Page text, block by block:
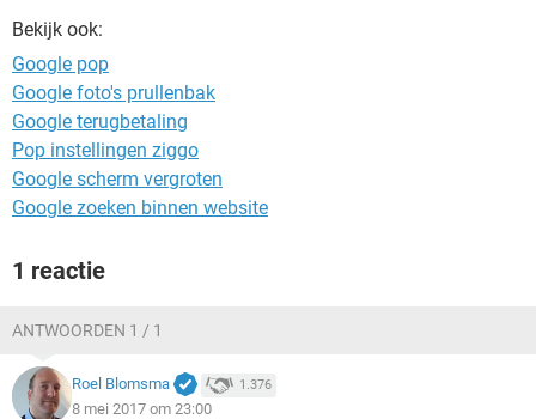
Bekijk ook:
Google pop
Google foto's prullenbak
Google terugbetaling
Pop instellingen ziggo
Google scherm vergroten
Google zoeken binnen website
1 reactie
ANTWOORDEN 1 / 1
Roel Blomsma 1.376
8 mei 2017 om 23:00